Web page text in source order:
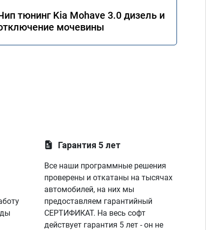
тюнинг Kia Mohave 3.0 дизель и
мочевины
Гарантия 5 лет
Все наши программные решения
проверены и откатаны на тысячах
автомобилей, на них мы
предоставляем гарантийный
СЕРТИФИКАТ. На весь софт
действует гарантия 5 лет - он не